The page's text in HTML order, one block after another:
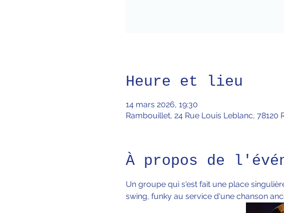
Heure et lieu
14 mars 2026, 19:30
Rambouillet, 24 Rue Louis Leblanc, 78120
À propos de
Un groupe qui s'est fait une place
swing, funky au service d'une chanson